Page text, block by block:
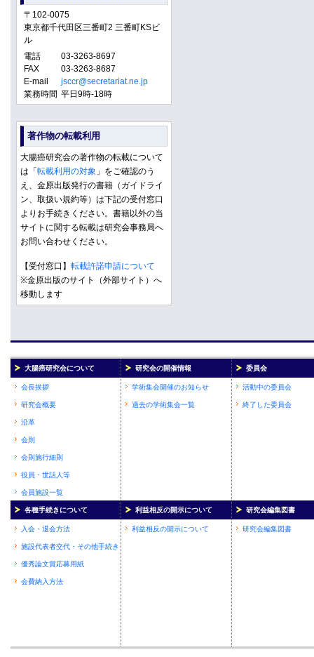
〒102-0075
東京都千代田区三番町2 三番町KSビ
ル
電話
03-3263-8697
FAX
03-3263-8687
E-mail
jsccr@secretariat.ne.jp
業務時間 平日9時-18時
著作物の転載利用
大腸癌研究会の著作物の転載について
は「転載利用の対象 」をご確認のう
え、金原出版発行の書籍（ガイドライ
ン、取扱い規約等）は下記の受付窓口
よりお手続きください。書籍以外の当
サイトに関する転載は研究会事務局へ
お問い合わせください。
【受付窓口】 転載許諾申請について
※金原出版のサイト（外部サイト）へ
移動します
大腸癌研究会について 研究会の開催情報 委員会
会長挨拶
研究会概要
沿革
会則
会則施行細則
役員・世話人等
会員施設一覧
学術集会開催のお知らせ
過去の学術集会一覧
活動中の委員会
終了した委員会
各種手続きについて 利益相反の開示について 研究会編集図書
入会・退会方法
施設代表者交代・その他手続き
優秀論文賞応募用紙
会費納入方法
利益相反の開示について 研究会編集図書